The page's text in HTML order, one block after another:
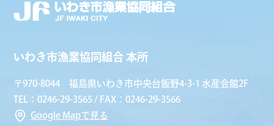
いわき市漁業協同組合 本所
〒970-8044 福島県いわき市中央台飯野4-3-1 水産会館2F
TEL：0246-29-3565 / FAX：0246-29-3566
Google Mapで見る